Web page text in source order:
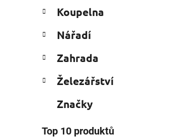
Koupelna
Nářadí
Zahrada
Železářství
Značky
Top 10 produktů